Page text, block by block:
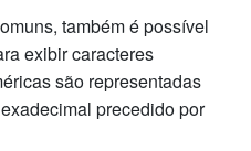
também é possível
exibir caracteres
são representadas
precedido por